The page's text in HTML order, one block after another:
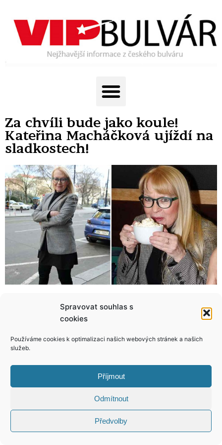
Spravovat souhlas s
cookies
Používáme cookies k optimalizaci našich webových stránek a našich
služeb.
Příjmout
Odmítnout
Předvolby
Za chvíli bude jako koule!
Kateřina Macháčková ujíždí na
sladkostech!
10 koček, které mají pozorné ctitele! Která dostala nejkrásnější puget?
KONTAKT
Copyright © 2026 VIP Bulvár, All Rights
Reserved